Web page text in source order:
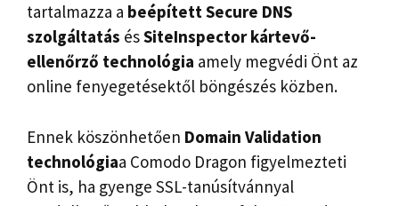
tartalmazza a beépített Secure DNS
szolgáltatás ésSiteInspector kártevő-
ellenőrző technológia amely megvédi Önt az
online fenyegetésektől böngészés közben.
Ennek köszönhetően Domain Validation
technológiaa Comodo Dragon figyelmezteti
Önt is, ha gyenge SSL-tanúsítvánnyal